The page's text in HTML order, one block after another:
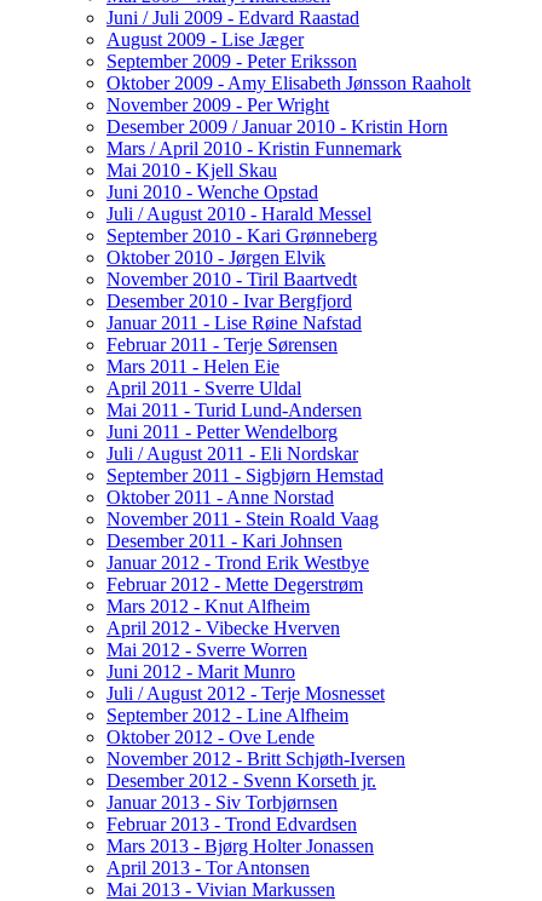
Juni / Juli 2009 - Edvard Raastad
August 2009 - Lise Jæger
September 2009 - Peter Eriksson
Oktober 2009 - Amy Elisabeth Jønsson Raaholt
November 2009 - Per Wright
Desember 2009 / Januar 2010 - Kristin Horn
Mars / April 2010 - Kristin Funnemark
Mai 2010 - Kjell Skau
Juni 2010 - Wenche Opstad
Juli / August 2010 - Harald Messel
September 2010 - Kari Grønneberg
Oktober 2010 - Jørgen Elvik
November 2010 - Tiril Baartvedt
Desember 2010 - Ivar Bergfjord
Januar 2011 - Lise Røine Nafstad
Februar 2011 - Terje Sørensen
Mars 2011 - Helen Eie
April 2011 - Sverre Uldal
Mai 2011 - Turid Lund-Andersen
Juni 2011 - Petter Wendelborg
Juli / August 2011 - Eli Nordskar
September 2011 - Sigbjørn Hemstad
Oktober 2011 - Anne Norstad
November 2011 - Stein Roald Vaag
Desember 2011 - Kari Johnsen
Januar 2012 - Trond Erik Westbye
Februar 2012 - Mette Degerstrøm
Mars 2012 - Knut Alfheim
April 2012 - Vibecke Hverven
Mai 2012 - Sverre Worren
Juni 2012 - Marit Munro
Juli / August 2012 - Terje Mosnesset
September 2012 - Line Alfheim
Oktober 2012 - Ove Lende
November 2012 - Britt Schjøth-Iversen
Desember 2012 - Svenn Korseth jr.
Januar 2013 - Siv Torbjørnsen
Februar 2013 - Trond Edvardsen
Mars 2013 - Bjørg Holter Jonassen
April 2013 - Tor Antonsen
Mai 2013 - Vivian Markussen